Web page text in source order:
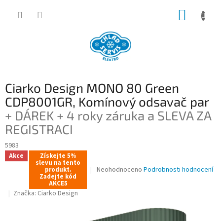
Ciarko Design MONO 80 Green
CDP8001GR, Komínový odsavač par
+ DÁREK + 4 roky záruka a SLEVA ZA
REGISTRACI
5983
Akce Získejte 5%
slevu na tento
produkt.
Zadejte kód
AKCE5
Průměrné
Neohodnoceno Podrobnosti hodnocení
Značka: Ciarko Design